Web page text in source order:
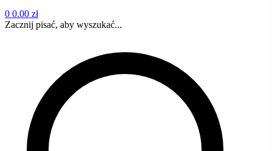
0 0.00 zł
Zacznij pisać, aby wyszukać...